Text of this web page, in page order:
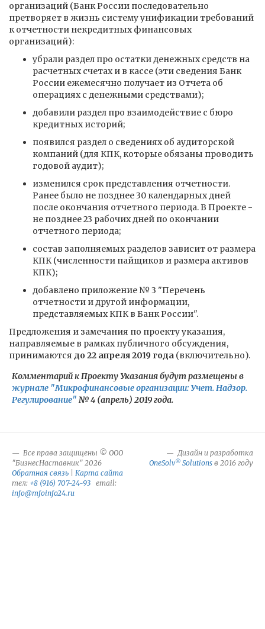
организаций (Банк России последовательно
претворяет в жизнь систему унификации требований
к отчетности некредитных финансовых
организаций):
убрали раздел про остатки денежных средств на
расчетных счетах и в кассе (эти сведения Банк
России ежемесячно получает из Отчета об
операциях с денежными средствами);
добавили раздел про взаимодействие с бюро
кредитных историй;
появился раздел о сведениях об аудиторской
компаний (для КПК, которые обязаны проводить
годовой аудит);
изменился срок представления отчетности.
Ранее было не позднее 30 календарных дней
после окончания отчетного периода. В Проекте -
не позднее 23 рабочих дней по окончании
отчетного периода;
состав заполняемых разделов зависит от размера
КПК (численности пайщиков и размера активов
КПК);
добавлено приложение № 3 "Перечень
отчетности и другой информации,
представляемых КПК в Банк России".
Предложения и замечания по проекту указания,
направляемые в рамках публичного обсуждения,
принимаются до 22 апреля 2019 года (включительно).
Комментарий к Проекту Указания будут размещены в
журнале "Микрофинансовые организации: Учет. Надзор.
Регулирование" № 4 (апрель) 2019 года.
Все права защищены © ООО
"БизнесНаставник" 2026
Обратная связь
Карта сайта
тел: +8 (916) 707-24-93 email:
info@mfoinfo24.ru
Дизайн и разработка
OneSolv® Solutions в 2016 году